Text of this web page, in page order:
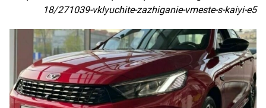
18/271039-vklyuchite-zazhiganie-vmeste-s-kaiyi-e5